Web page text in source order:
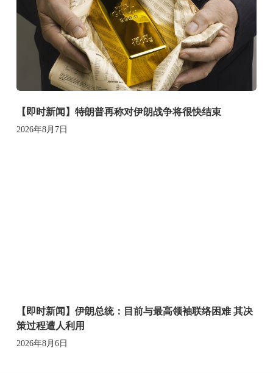
【即时新闻】特朗普再称对伊朗战争将很快结束
2026年8月7日
【即时新闻】伊朗总统：目前与最高领袖联络困难 其决
策过程遭人利用
2026年8月6日